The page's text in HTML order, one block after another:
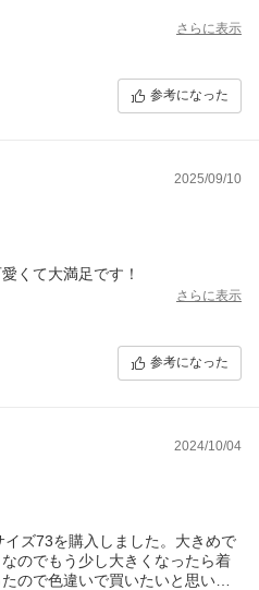
さらに表示
参考になった
2025/09/10
くて大満足です！
さらに表示
参考になった
2024/10/04
ズ73を購入しました。大きめで
のでもう少し大きくなったら着
ので色違いで買いたいと思いま